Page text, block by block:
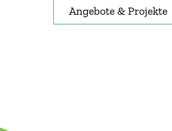
Angebote & Projekte